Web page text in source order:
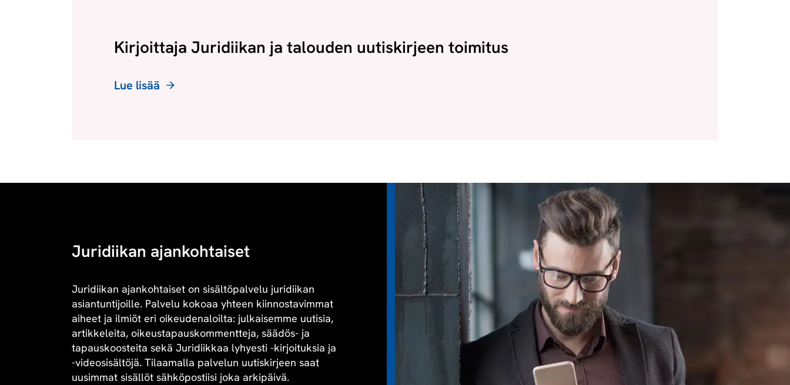
Kirjoittaja Juridiikan ja talouden uutiskirjeen toimitus
Lue lisää
Juridiikan ajankohtaiset
Juridiikan ajankohtaiset on sisältöpalvelu juridiikan
asiantuntijoille. Palvelu kokoaa yhteen kiinnostavimmat
aiheet ja ilmiöt eri oikeudenaloilta: julkaisemme uutisia,
artikkeleita, oikeustapauskommentteja, säädös- ja
tapauskoosteita sekä Juridiikkaa lyhyesti -kirjoituksia ja
-videosisältöjä. Tilaamalla palvelun uutiskirjeen saat
uusimmat sisällöt sähköpostiisi joka arkipäivä.